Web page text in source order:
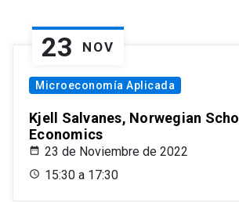
23 NOV
Microeconomía Aplicada
Kjell Salvanes, Norwegian
Economics
23 de Noviembre de 2022
15:30 a 17:30